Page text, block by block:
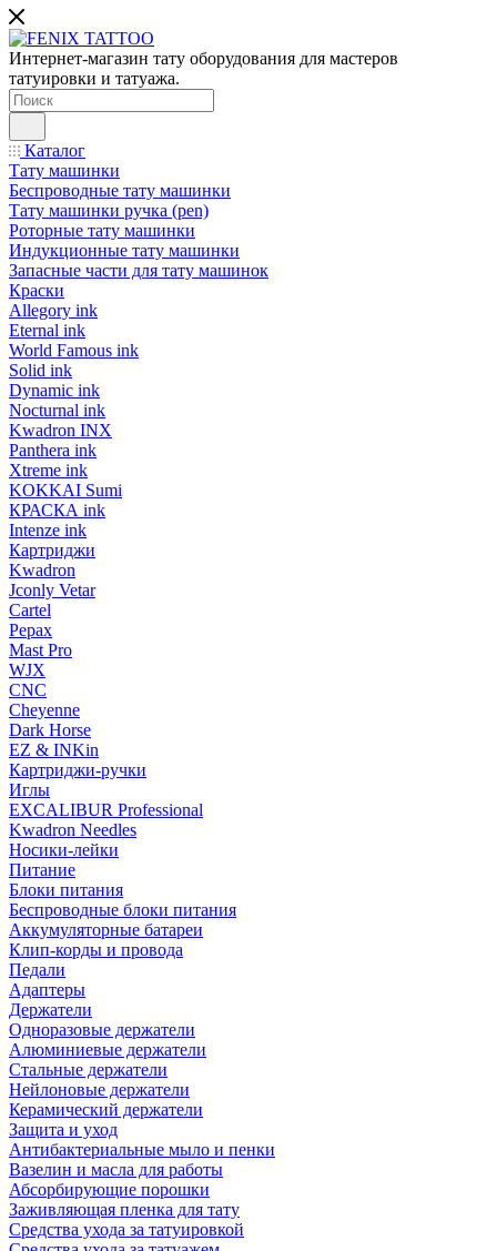
Интернет-магазин тату оборудования для мастеров
татуировки и татуажа.
Каталог
Тату машинки
Беспроводные тату машинки
Тату машинки ручка (pen)
Роторные тату машинки
Индукционные тату машинки
Запасные части для тату машинок
Краски
Allegory ink
Eternal ink
World Famous ink
Solid ink
Dynamic ink
Nocturnal ink
Kwadron INX
Panthera ink
Xtreme ink
KOKKAI Sumi
КРАСКА ink
Intenze ink
Картриджи
Kwadron
Jconly Vetar
Cartel
Pepax
Mast Pro
WJX
CNC
Cheyenne
Dark Horse
EZ & INKin
Картриджи-ручки
Иглы
EXCALIBUR Professional
Kwadron Needles
Носики-лейки
Питание
Блоки питания
Беспроводные блоки питания
Аккумуляторные батареи
Клип-корды и провода
Педали
Адаптеры
Держатели
Одноразовые держатели
Алюминиевые держатели
Стальные держатели
Нейлоновые держатели
Керамический держатели
Защита и уход
Антибактериальные мыло и пенки
Вазелин и масла для работы
Абсорбирующие порошки
Заживляющая пленка для тату
Средства ухода за татуировкой